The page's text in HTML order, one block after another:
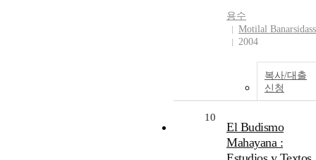
용수
Motilal Banarsidass
2004
복사/대출
신청
10
El Budismo
Mahayana :